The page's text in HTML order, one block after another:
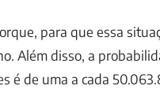
para que essa
Além disso, a
é de uma a cada